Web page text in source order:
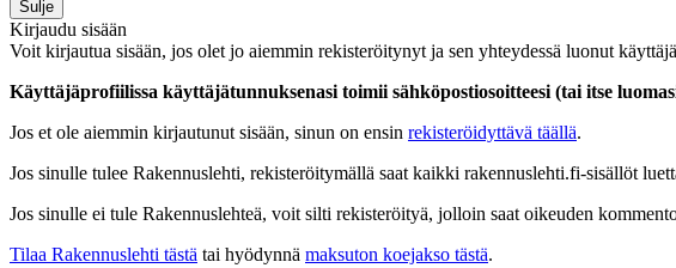
Sulje
Kirjaudu sisään
Voit kirjautua sisään, jos olet jo aiemmin rekisteröitynyt ja sen yhteydessä luonut
Käyttäjäprofiilissa käyttäjätunnuksenasi toimii sähköpostiosoitteesi (tai itse
Jos et ole aiemmin kirjautunut sisään, sinun on ensin rekisteröidyttävä täällä.
Jos sinulle tulee Rakennuslehti, rekisteröitymällä saat kaikki rakennuslehti.fi-sisällöt
Jos sinulle ei tule Rakennuslehteä, voit silti rekisteröityä, jolloin saat oikeuden
Tilaa Rakennuslehti tästä tai hyödynnä maksuton koejakso tästä.